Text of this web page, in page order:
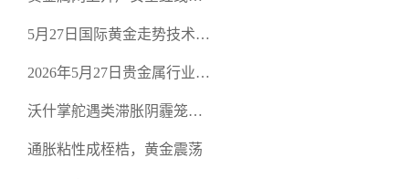
恶意洗盘陷阱
5月27日国际黄金走势技术盘
规黄金平台全方位行情解析
2026年5月27日贵金属行业新
正规贵金属开户平台迎开户
热潮
沃什掌舵遇类滞胀阴霾笼
通胀粘性成桎梏，黄金震荡